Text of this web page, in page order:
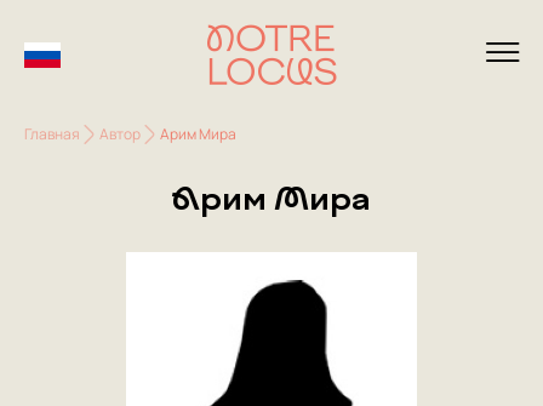
Главная Автор Арим Мира
Арим Мира